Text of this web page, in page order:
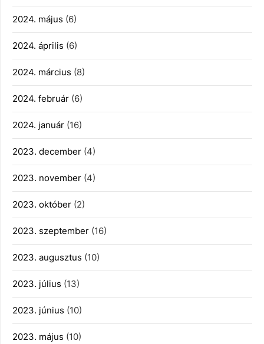
2024. május (6)
2024. április (6)
2024. március (8)
2024. február (6)
2024. január (16)
2023. december (4)
2023. november (4)
2023. október (2)
2023. szeptember (16)
2023. augusztus (10)
2023. július (13)
2023. június (10)
2023. május (10)